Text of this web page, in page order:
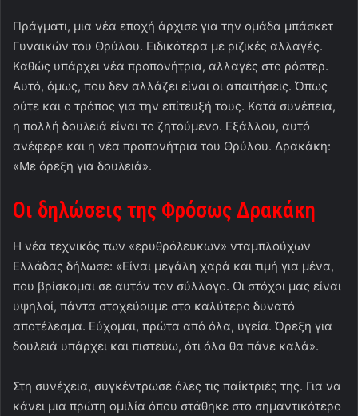
Πράγματι, μια νέα εποχή άρχισε για την ομάδα μπάσκετ
Γυναικών του Θρύλου. Ειδικότερα με ριζικές αλλαγές.
Καθώς υπάρχει νέα προπονήτρια, αλλαγές στο ρόστερ.
Αυτό, όμως, που δεν αλλάζει είναι οι απαιτήσεις. Όπως
ούτε και ο τρόπος για την επίτευξή τους. Κατά συνέπεια,
η πολλή δουλειά είναι το ζητούμενο. Εξάλλου, αυτό
ανέφερε και η νέα προπονήτρια του Θρύλου. Δρακάκη:
«Με όρεξη για δουλειά».
Οι δηλώσεις της Φρόσως Δρακάκη
Η νέα τεχνικός των «ερυθρόλευκων» νταμπλούχων
Ελλάδας δήλωσε: «Είναι μεγάλη χαρά και τιμή για μένα,
που βρίσκομαι σε αυτόν τον σύλλογο. Οι στόχοι μας είναι
υψηλοί, πάντα στοχεύουμε στο καλύτερο δυνατό
αποτέλεσμα. Εύχομαι, πρώτα από όλα, υγεία. Όρεξη για
δουλειά υπάρχει και πιστεύω, ότι όλα θα πάνε καλά».
Στη συνέχεια, συγκέντρωσε όλες τις παίκτριές της. Για να
κάνει μια πρώτη ομιλία όπου στάθηκε στο σημαντικότερο